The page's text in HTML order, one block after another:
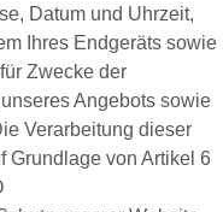
Datum und Uhrzeit,
Ihres Endgeräts sowie
Zwecke der
Angebots sowie
Verarbeitung dieser
Grundlage von Artikel 6